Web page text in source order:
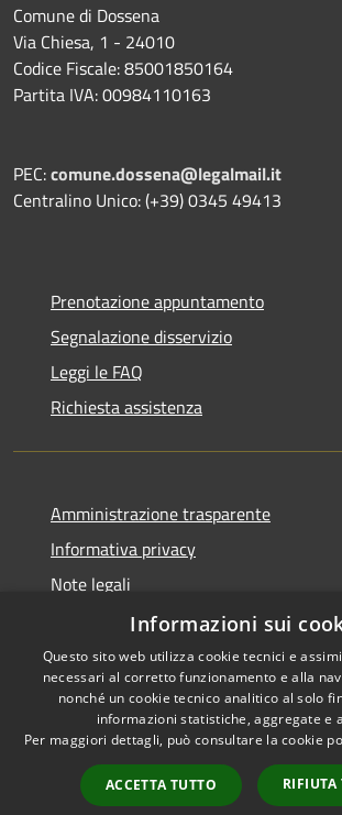
Comune di Dossena
Via Chiesa, 1 - 24010
Codice Fiscale: 85001850164
Partita IVA: 00984110163
PEC:comune.dossena@legalmail.it
Centralino Unico: (+39) 0345 49413
Prenotazione appuntamento
Segnalazione disservizio
Leggi le FAQ
Richiesta assistenza
Amministrazione trasparente
Informativa privacy
Note legali
Dichiarazione di accessibilità
RSS
Accessibilità
Copyright
Informazioni sui
Questo sito web utilizza cookie tecnici e
necessari al corretto funzionamento e alla
nonché un cookie tecnico analitico al solo
informazioni statistiche, aggregate e
Per maggiori dettagli, può consultare la cookie
ACCETTA TUTTO RIFIUTA